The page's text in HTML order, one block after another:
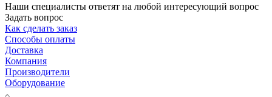
Наши специалисты ответят на любой интересующий вопрос
Задать вопрос
Как сделать заказ
Способы оплаты
Доставка
Компания
Производители
Оборудование